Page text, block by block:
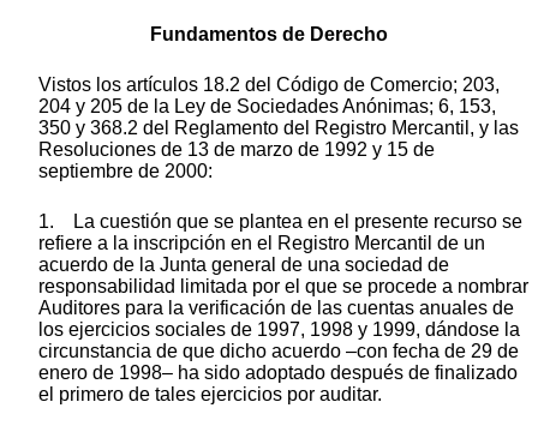
Fundamentos de Derecho
Vistos los artículos 18.2 del Código de Comercio; 203,
204 y 205 de la Ley de Sociedades Anónimas; 6, 153,
350 y 368.2 del Reglamento del Registro Mercantil, y las
Resoluciones de 13 de marzo de 1992 y 15 de
septiembre de 2000:
1. La cuestión que se plantea en el presente recurso se
refiere a la inscripción en el Registro Mercantil de un
acuerdo de la Junta general de una sociedad de
responsabilidad limitada por el que se procede a nombrar
Auditores para la verificación de las cuentas anuales de
los ejercicios sociales de 1997, 1998 y 1999, dándose la
circunstancia de que dicho acuerdo –con fecha de 29 de
enero de 1998– ha sido adoptado después de finalizado
el primero de tales ejercicios por auditar.